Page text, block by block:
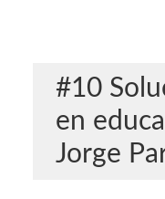
#10
en
Jorge